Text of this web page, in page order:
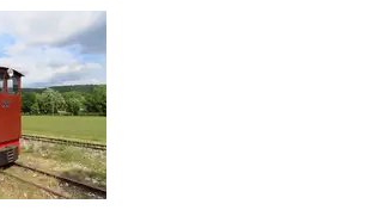
<-> Schweiz
Touristikbahnen
l'autorail X2800 du Haut-Doubs
Fer Touristique Pontarlier - Vallorbe ·CFTPV·